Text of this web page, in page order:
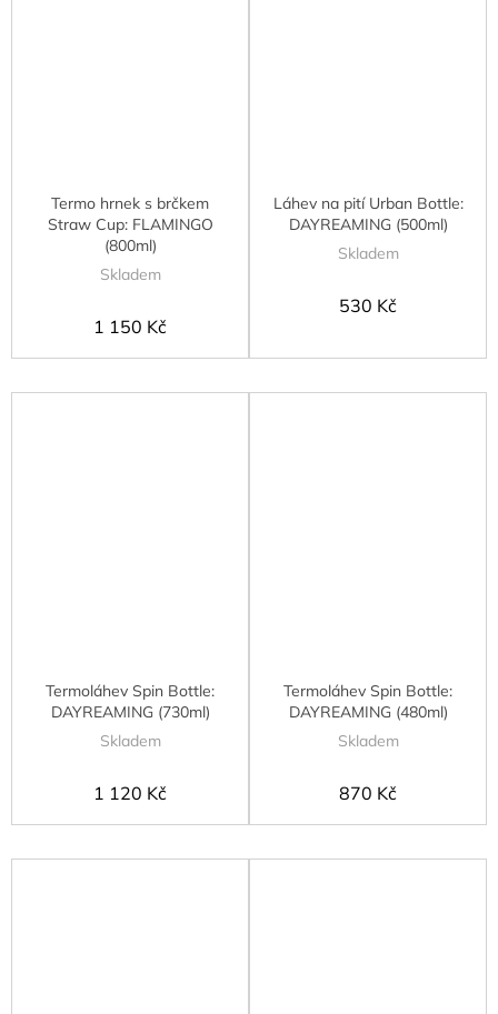
Termo hrnek s brčkem
Straw Cup: FLAMINGO
(800ml)
Skladem
1 150 Kč
Láhev na pití Urban Bottle:
DAYREAMING (500ml)
Skladem
530 Kč
Termoláhev Spin Bottle:
DAYREAMING (730ml)
Skladem
1 120 Kč
Termoláhev Spin Bottle:
DAYREAMING (480ml)
Skladem
870 Kč